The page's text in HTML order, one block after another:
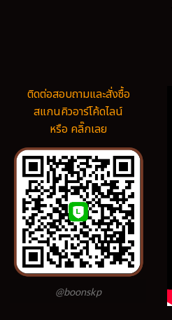
ติดต่อสอบถามและสั่งซื้อ
สแกนคิวอาร์โค้ดไลน์
หรือ คลิ๊กเลย
@boonskp